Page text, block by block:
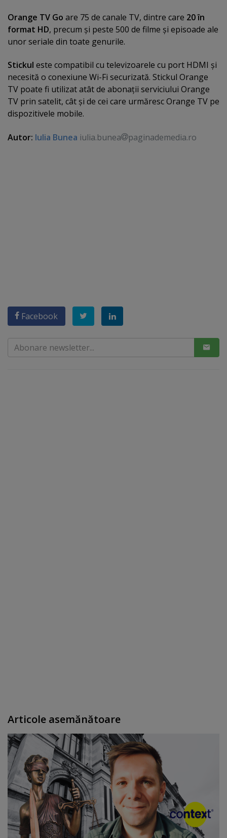
Orange TV Go are 75 de canale TV, dintre care 20 în
format HD, precum şi peste 500 de filme şi episoade ale
unor seriale din toate genurile.
Stickul este compatibil cu televizoarele cu port HDMI şi
necesită o conexiune Wi-Fi securizată. Stickul Orange
TV poate fi utilizat atât de abonaţii serviciului Orange
TV prin satelit, cât şi de cei care urmăresc Orange TV pe
dispozitivele mobile.
Autor: Iulia Bunea iulia.bunea paginademedia.ro
Facebook
Articole asemănătoare